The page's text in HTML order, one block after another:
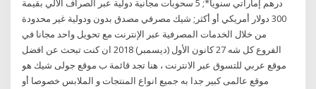
درهم إماراتي سنويا*; 5 سحوبات مجانية دولية عبر الصراف الآلي بقيمة
300 دولار أمريكي أو أكثر; شيك مصرفي مصدق بدون ودولية غير محدودة
من خلال الخدمات المصرفية عبر الإنترنت مع تحويل واحد مجانا في
الفروع كل شه 27 كانون الأول (ديسمبر) 2018 ان كنت تبحث عن افضل
موقع عربي للتسوق عبر الانترنت ، هنا تجد قائمة ب موقع جولى شيك هو
موقع عالمى كبير جدا به جميع انواع المنتجات و الملابس خصوصا أو